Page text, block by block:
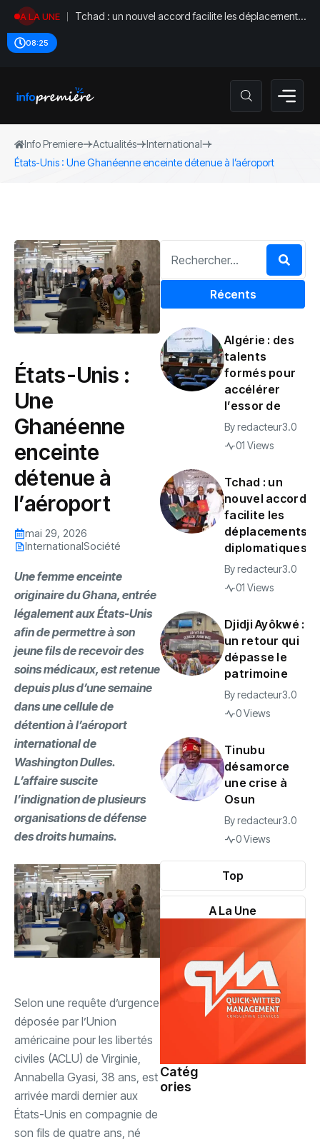
A LA UNE
Tchad : un nouvel accord facilite les déplacements
08:25
Info Premiere Actualités
International
‎États-Unis : Une Ghanéenne enceinte détenue à l’aéroport
‎États-Unis :
Une
Ghanéenne
enceinte
détenue à
l’aéroport
mai 29, 2026
InternationalSociété
Une femme enceinte
originaire du Ghana, entrée
légalement aux États-Unis
afin de permettre à son
jeune fils de recevoir des
soins médicaux, est retenue
depuis plus d’une semaine
dans une cellule de
détention à l’aéroport
international de
Washington Dulles.
L’affaire suscite
l’indignation de plusieurs
organisations de défense
des droits humains.
‎Selon une requête d’urgence
déposée par l’Union
américaine pour les libertés
civiles (ACLU) de Virginie,
Annabella Gyasi, 38 ans, est
arrivée mardi dernier aux
États-Unis en compagnie de
son fils de quatre ans, né
Récents
Top
A La Une
Algérie : des
talents
formés pour
accélérer
l’essor de
Byredacteur3.0
01 Views
Tchad : un
nouvel accord
facilite les
déplacements
diplomatiques
Byredacteur3.0
01 Views
Djidji Ayôkwé :
un retour qui
dépasse le
patrimoine
Byredacteur3.0
0 Views
Tinubu
désamorce
une crise à
Osun
Byredacteur3.0
0 Views
Catég
ories